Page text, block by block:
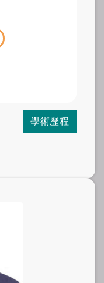
學術歷程